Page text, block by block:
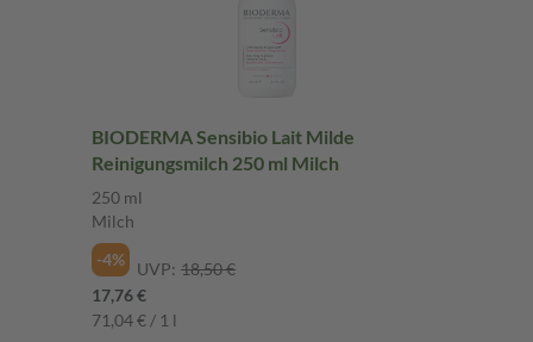
BIODERMA Sensibio Lait Milde
Reinigungsmilch 250 ml Milch
250 ml
Milch
-4%
UVP: 18,50 €
17,76 €
71,04 € / 1 l